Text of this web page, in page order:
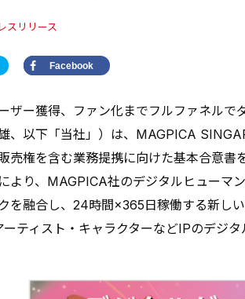
スリリース
Facebook
ザー獲得、ファン化までフルファネルで
、以下「当社」）は、MAGPICA
売権を含む業務提携に向けた基本合意書
より、MAGPICA社のデジタルヒューマ
を融合し、24時間×365日稼働する新し
ティスト・キャラクターなどIPのデジ